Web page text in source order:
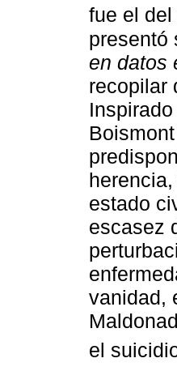
fue el
presentó
en datos
recopilar
estado
escasez
vanidad,
el